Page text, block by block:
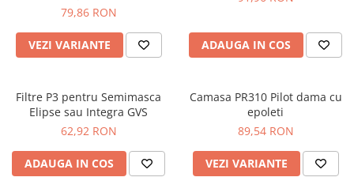
INDUSTRIA ALIMENTARA
GENUNCHIERE
CAMASI
FESURI, SEPCI, CAPISOANE
FLEECE
79,86 RON
VEZI VARIANTE ADAUGA IN COS
Filtre P3 pentru Semimasca
Elipse sau Integra GVS
62,92 RON
ADAUGA IN COS
Camasa PR310 Pilot dama cu
epoleti
89,54 RON
VEZI VARIANTE